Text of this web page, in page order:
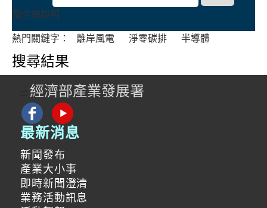
階查詢說明
熱門關鍵字：
離岸風電 淨零碳排 半導體
搜尋結果
::: 經濟部產業發展署
最新消息
新聞發布
產業大小事
即時新聞澄清
業務活動訊息